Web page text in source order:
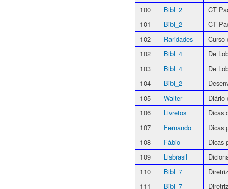
100
Bibl_2
CT
101
Bibl_2
CT
102
Raridades
Curso
102
Bibl_4
De
103
Bibl_4
De
104
Bibl_2
105
Walter
Diário
106
Livretos
Dicas
107
Fernando
Dicas
108
Fábio
Dicas
109
Lisbrasil
110
Bibl_7
111
Bibl_7